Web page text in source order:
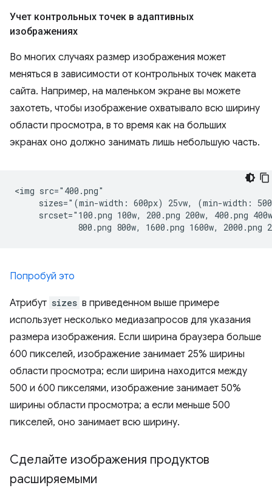
Учет контрольных точек в адаптивных
изображениях
Во многих случаях размер изображения может
меняться в зависимости от контрольных точек макета
сайта. Например, на маленьком экране вы можете
захотеть, чтобы изображение охватывало всю ширину
области просмотра, в то время как на больших
экранах оно должно занимать лишь небольшую часть.
<img src="400.png"
sizes="(min-width: 600px) 25vw, (min-width:
srcset="100.png 100w, 200.png 200w, 400.png
Попробуй это
Атрибут sizes в приведенном выше примере
использует несколько медиазапросов для указания
размера изображения. Если ширина браузера больше
600 пикселей, изображение занимает 25% ширины
области просмотра; если ширина находится между
500 и 600 пикселями, изображение занимает 50%
ширины области просмотра; а если меньше 500
пикселей, оно занимает всю ширину.
Сделайте изображения продуктов
расширяемыми